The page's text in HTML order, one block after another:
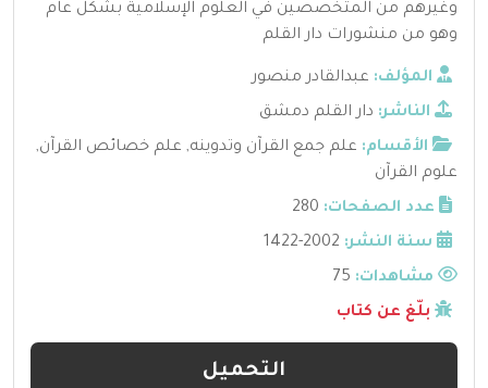
وغيرهم من المتخصصين في العلوم الإسلامية بشكل عام
وهو من منشورات دار القلم
المؤلف: عبدالقادر منصور
الناشر: دار القلم دمشق
الأقسام: علم جمع القرآن وتدوينه, علم خصائص القرآن,
علوم القرآن
عدد الصفحات: 280
سنة النشر: 2002-1422
مشاهدات:
بلّغ عن كتاب
التحميل